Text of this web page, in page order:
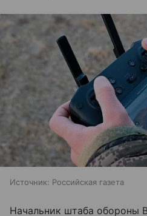
Источник: Российская газета
Начальник штаба обороны